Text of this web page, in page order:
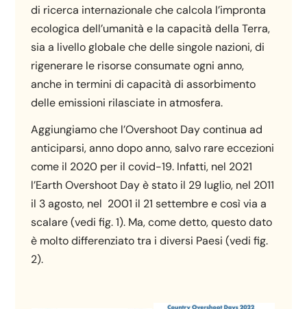
di ricerca internazionale che calcola l’impronta
ecologica dell’umanità e la capacità della Terra,
sia a livello globale che delle singole nazioni, di
rigenerare le risorse consumate ogni anno,
anche in termini di capacità di assorbimento
delle emissioni rilasciate in atmosfera.
Aggiungiamo che l’Overshoot Day continua ad
anticiparsi, anno dopo anno, salvo rare eccezioni
come il 2020 per il covid-19. Infatti, nel 2021
l’Earth Overshoot Day è stato il 29 luglio, nel 2011
il 3 agosto, nel 2001 il 21 settembre e così via a
scalare (vedi fig. 1). Ma, come detto, questo dato
è molto differenziato tra i diversi Paesi (vedi fig.
2).